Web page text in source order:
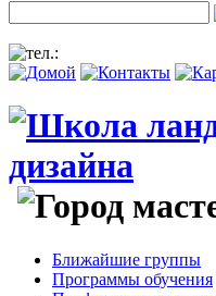
Ближайшие группы
Программы обучения